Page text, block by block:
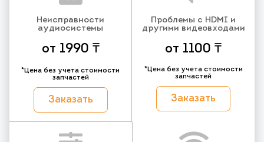
Неисправности
аудиосистемы
от 1990 ₸
*Цена без учета стоимости
запчастей
Заказать
Проблемы с HDMI и
другими видеовходами
от 1100 ₸
*Цена без учета стоимости
запчастей
Заказать